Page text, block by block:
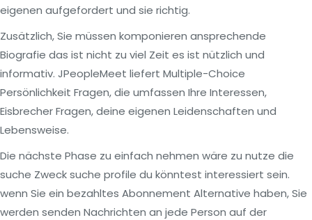
eigenen aufgefordert und sie richtig.
Zusätzlich, Sie müssen komponieren ansprechende
Biografie das ist nicht zu viel Zeit es ist nützlich und
informativ. JPeopleMeet liefert Multiple-Choice
Persönlichkeit Fragen, die umfassen Ihre Interessen,
Eisbrecher Fragen, deine eigenen Leidenschaften und
Lebensweise.
Die nächste Phase zu einfach nehmen wäre zu nutze die
suche Zweck suche profile du könntest interessiert sein.
wenn Sie ein bezahltes Abonnement Alternative haben, Sie
werden senden Nachrichten an jede Person auf der